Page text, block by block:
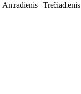
Antradienis Trečiadienis